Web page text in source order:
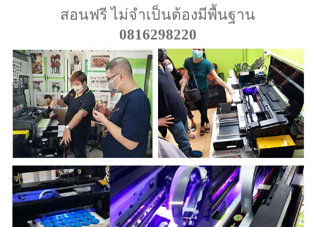
สอนฟรี ไม่จำเป็นต้องมีพื้นฐาน
0816298220